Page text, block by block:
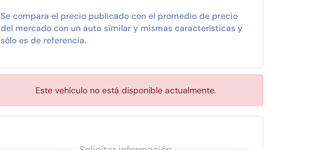
Se compara el precio publicado con el promedio de precio
del mercado con un auto similar y mismas características y
sólo es de referencia.
Este vehículo no está disponible actualmente.